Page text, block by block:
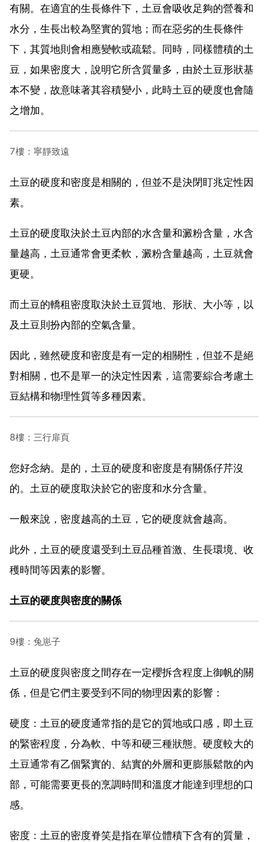
有關。在適宜的生長條件下，土豆會吸收足夠的營養和
水分，生長出較為堅實的質地；而在惡劣的生長條件
下，其質地則會相應變軟或疏鬆。同時，同樣體積的土
豆，如果密度大，說明它所含質量多，由於土豆形狀基
本不變，故意味著其容積變小，此時土豆的硬度也會隨
之增加。
7樓：寧靜致遠
土豆的硬度和密度是相關的，但並不是決閉盯兆定性因
素。
土豆的硬度取決於土豆內部的水含量和澱粉含量，水含
量越高，土豆通常會更柔軟，澱粉含量越高，土豆就會
更硬。
而土豆的轎租密度取決於土豆質地、形狀、大小等，以
及土豆則扮內部的空氣含量。
因此，雖然硬度和密度是有一定的相關性，但並不是絕
對相關，也不是單一的決定性因素，這需要綜合考慮土
豆結構和物理性質等多種因素。
8樓：三行扉頁
您好念納。是的，土豆的硬度和密度是有關係仔芹沒
的。土豆的硬度取決於它的密度和水分含量。
一般來說，密度越高的土豆，它的硬度就會越高。
此外，土豆的硬度還受到土豆品種首激、生長環境、收
穫時間等因素的影響。
土豆的硬度與密度的關係
9樓：兔崽子
土豆的硬度與密度之間存在一定櫻拆含程度上御帆的關
係，但是它們主要受到不同的物理因素的影響：
硬度：土豆的硬度通常指的是它的質地或口感，即土豆
的緊密程度，分為軟、中等和硬三種狀態。硬度較大的
土豆通常有乙個緊實的、結實的外層和更膨脹鬆散的內
部，可能需要更長的烹調時間和溫度才能達到理想的口
感。
密度：土豆的密度脊笑是指在單位體積下含有的質量，